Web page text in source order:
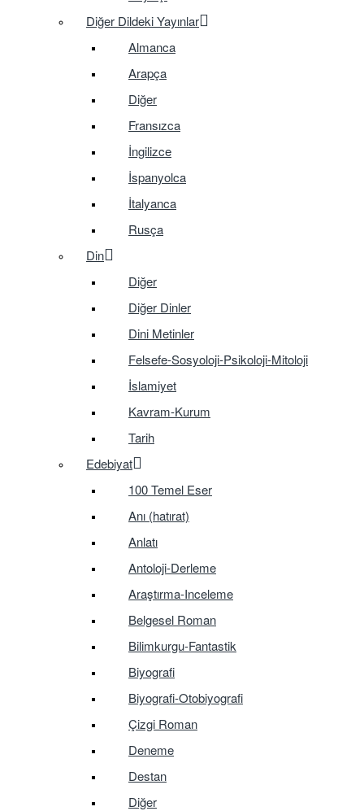
Diğer Dildeki Yayınlar
Almanca
Arapça
Diğer
Fransızca
İngilizce
İspanyolca
İtalyanca
Rusça
Din
Diğer
Diğer Dinler
Dini Metinler
Felsefe-Sosyoloji-Psikoloji-Mitoloji
İslamiyet
Kavram-Kurum
Tarih
Edebiyat
100 Temel Eser
Anı (hatırat)
Anlatı
Antoloji-Derleme
Araştırma-Inceleme
Belgesel Roman
Bilimkurgu-Fantastik
Biyografi
Biyografi-Otobiyografi
Çizgi Roman
Deneme
Destan
Diğer